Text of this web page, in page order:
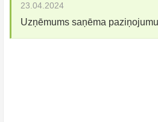
23.04.2024
Uzņēmums saņēma